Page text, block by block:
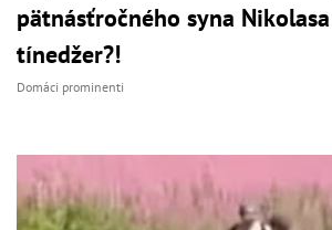
pätnásťročného syna
tínedžer?!
Domáci prominenti